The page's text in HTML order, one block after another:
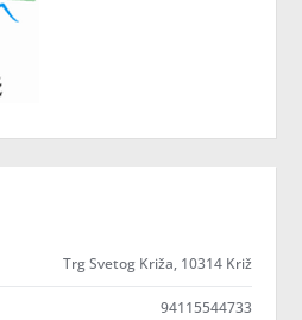
Trg Svetog Križa, 10314 Križ
94115544733